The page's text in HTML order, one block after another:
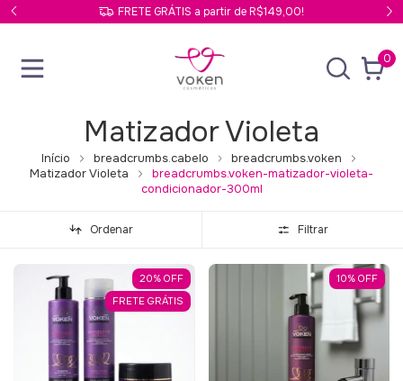
FRETE GRÁTIS a partir de R$149,00!
0
Matizador Violeta
Início breadcrumbs.cabelo
breadcrumbs.voken
Matizador Violeta
breadcrumbs.voken-matizador-violeta-
condicionador-300ml
Ordenar Filtrar
20% OFF
FRETE GRÁTIS
10% OFF